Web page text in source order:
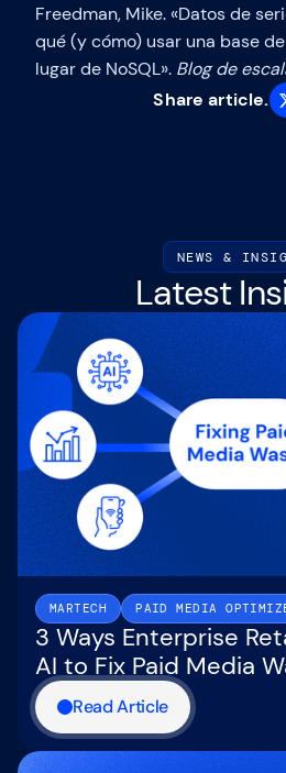
Freedman, Mike. «Datos de
qué (y cómo) usar una base
lugar de NoSQL». Blog de
Share article.
NEWS &
Latest
MARTECH PAID MEDIA
3 Ways Enterprise
AI to Fix Paid Media
Read Article